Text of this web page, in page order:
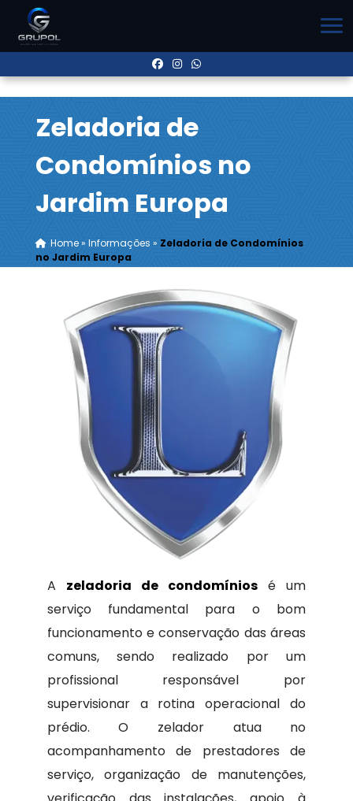
Zeladoria de
Condomínios no
Jardim Europa
Home» Informações » Zeladoria de Condomínios
no Jardim Europa
A zeladoria de condomínios é um
serviço fundamental para o bom
funcionamento e conservação das áreas
comuns, sendo realizado por um
profissional responsável por
supervisionar a rotina operacional do
prédio. O zelador atua no
acompanhamento de prestadores de
serviço, organização de manutenções,